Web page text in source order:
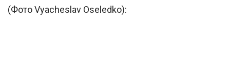
(Фото Vyacheslav Oseledko):